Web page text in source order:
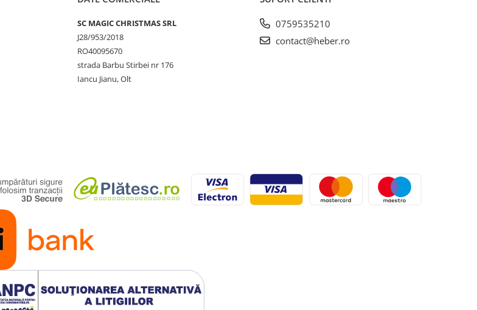
SC MAGIC CHRISTMAS SRL
J28/953/2018
RO40095670
strada Barbu Stirbei nr 176
Iancu Jianu, Olt
0759535210
contact@heber.ro